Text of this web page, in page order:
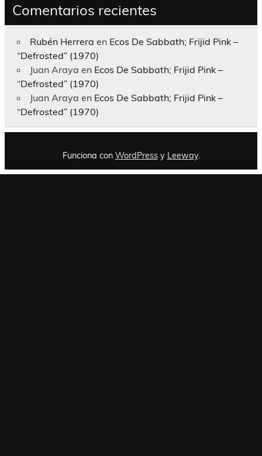
Comentarios recientes
Rubén Herrera en Ecos De Sabbath; Frijid Pink –
“Defrosted” (1970)
Juan Araya en Ecos De Sabbath; Frijid Pink –
“Defrosted” (1970)
Juan Araya en Ecos De Sabbath; Frijid Pink –
“Defrosted” (1970)
Funciona con WordPressy Leeway.